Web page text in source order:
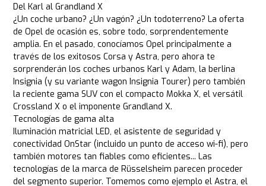
Del Karl al Grandland X
¿Un coche urbano? ¿Un vagón? ¿Un todoterreno? La oferta
de Opel de ocasión es, sobre todo, sorprendentemente
amplia. En el pasado, conocíamos Opel principalmente a
través de los exitosos Corsa y Astra, pero ahora te
sorprenderán los coches urbanos Karl y Adam, la berlina
Insignia (y su variante wagon Insignia Tourer) pero también
la reciente gama SUV con el compacto Mokka X, el versátil
Crossland X o el imponente Grandland X.
Tecnologías de gama alta
Iluminación matricial LED, el asistente de seguridad y
conectividad OnStar (incluido un punto de acceso wi-fi), pero
también motores tan fiables como eficientes... Las
tecnologías de la marca de Rüsselsheim parecen proceder
del segmento superior. Tomemos como ejemplo el Astra, el